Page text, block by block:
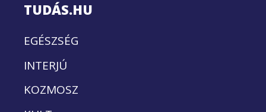
TUDÁS.HU
EGÉSZSÉG
INTERJÚ
KOZMOSZ